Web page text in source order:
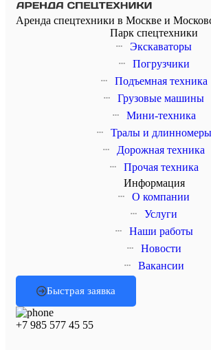
Аренда спецтехники в Москве и
Парк спецтехники
Экскаваторы
Погрузчики
Подъемная техника
Грузовые машины
Мини-техника
Тралы и длинномеры
Дорожная техника
Прочая техника
Информация
О компании
Услуги
Наши работы
Новости
Вакансии
Быстрая заявка
+7 985 577 45 55